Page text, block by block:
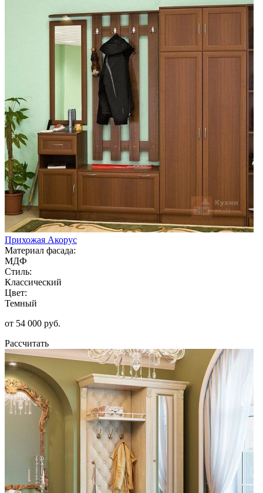
Прихожая Акорус
Материал фасада:
МДФ
Стиль:
Классический
Цвет:
Темный
от 54 000 руб.
Рассчитать